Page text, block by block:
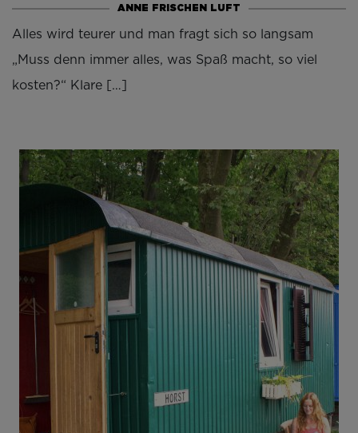
ANNE FRISCHEN LUFT
Alles wird teurer und man fragt sich so langsam
„Muss denn immer alles, was Spaß macht, so viel
kosten?“ Klare […]